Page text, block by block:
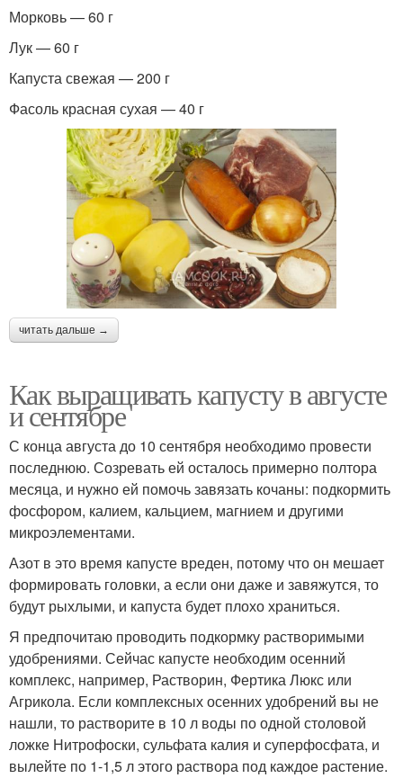
Морковь — 60 г
Лук — 60 г
Капуста свежая — 200 г
Фасоль красная сухая — 40 г
читать дальше →
Как выращивать капусту в августе
и сентябре
С конца августа до 10 сентября необходимо провести
последнюю. Созревать ей осталось примерно полтора
месяца, и нужно ей помочь завязать кочаны: подкормить
фосфором, калием, кальцием, магнием и другими
микроэлементами.
Азот в это время капусте вреден, потому что он мешает
формировать головки, а если они даже и завяжутся, то
будут рыхлыми, и капуста будет плохо храниться.
Я предпочитаю проводить подкормку растворимыми
удобрениями. Сейчас капусте необходим осенний
комплекс, например, Растворин, Фертика Люкс или
Агрикола. Если комплексных осенних удобрений вы не
нашли, то растворите в 10 л воды по одной столовой
ложке Нитрофоски, сульфата калия и суперфосфата, и
вылейте по 1-1,5 л этого раствора под каждое растение.